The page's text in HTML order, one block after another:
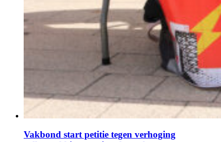
Vakbond start petitie tegen verhoging